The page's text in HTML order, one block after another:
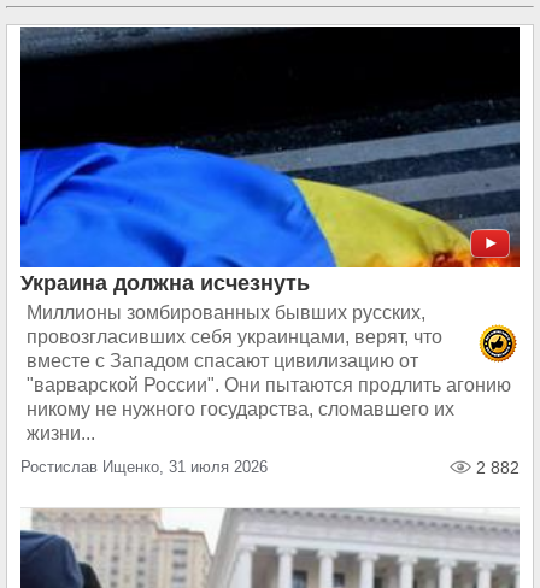
Геноцид русских в СССР|Геноцид белых в ЮАР
Украина должна исчезнуть
Миллионы зомбированных бывших русских,
провозгласивших себя украинцами, верят, что
вместе с Западом спасают цивилизацию от
"варварской России". Они пытаются продлить агонию
никому не нужного государства, сломавшего их
жизни...
Ростислав Ищенко, 31 июля 2026 2 882